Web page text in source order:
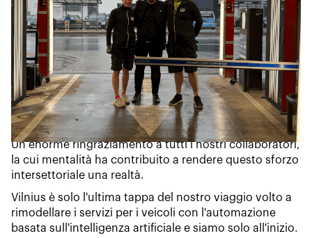
l'esperienza di noleggio auto, sostituendo le ispezioni
manuali obsolete con un rilevamento dei danni rapido,
trasparente e completamente automatico.
La nostra tecnologia non è solo innovazione fine a se
stessa. Si tratta di risolvere le sfide del mondo reale in
materia di mobilità: ridurre le controversie, creare
fiducia e offrire ai clienti un'esperienza più fluida ed
equa dall'inizio alla fine.
Un enorme ringraziamento a tutti i nostri collaboratori,
la cui mentalità ha contribuito a rendere questo sforzo
intersettoriale una realtà.
Vilnius è solo l'ultima tappa del nostro viaggio volto a
rimodellare i servizi per i veicoli con l'automazione
basata sull'intelligenza artificiale e siamo solo all'inizio.